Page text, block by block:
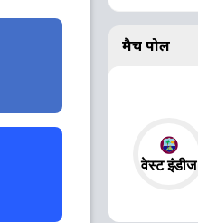
मैच पोल
वेस्ट इंडीज